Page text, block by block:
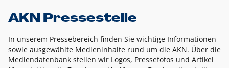
AKN Pressestelle
In unserem Pressebereich finden Sie wichtige Informationen
sowie ausgewählte Medieninhalte rund um die AKN. Über die
Mediendatenbank stellen wir Logos, Pressefotos und Artikel